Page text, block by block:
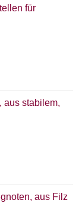
für
aus stabilem,
aus Filz